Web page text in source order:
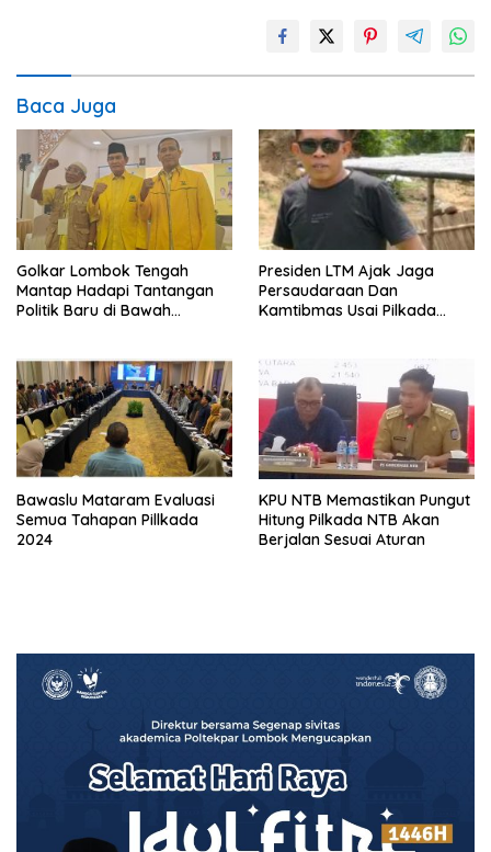
Baca Juga
Golkar Lombok Tengah
Mantap Hadapi Tantangan
Politik Baru di Bawah
Presiden LTM Ajak Jaga
Persaudaraan Dan
Kamtibmas Usai Pilkada
Bawaslu Mataram Evaluasi
Semua Tahapan Pillkada
2024
KPU NTB Memastikan Pungut
Hitung Pilkada NTB Akan
Berjalan Sesuai Aturan